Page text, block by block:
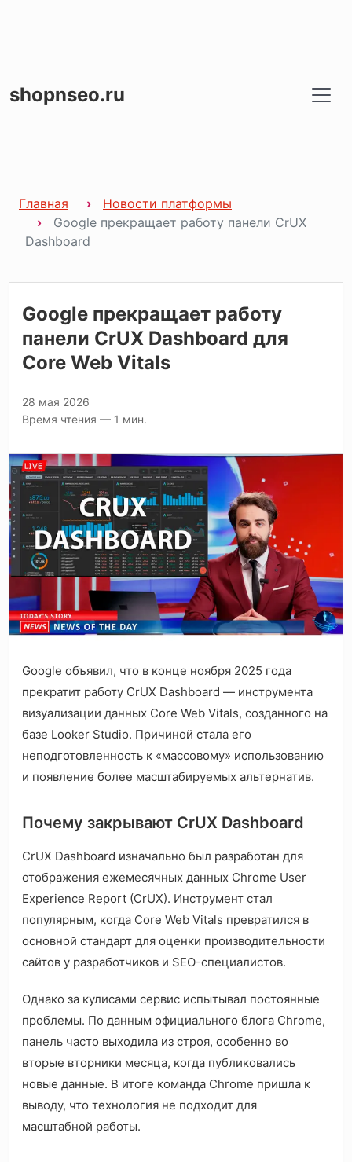
shopnseo.ru
Главная
Новости платформы
Google прекращает работу панели CrUX
Dashboard
Google прекращает работу
панели CrUX Dashboard для
Core Web Vitals
28 мая 2026
Время чтения — 1 мин.
Google объявил, что в конце ноября 2025 года
прекратит работу CrUX Dashboard — инструмента
визуализации данных Core Web Vitals, созданного на
базе Looker Studio. Причиной стала его
неподготовленность к «массовому» использованию
и появление более масштабируемых альтернатив.
Почему закрывают CrUX Dashboard
CrUX Dashboard изначально был разработан для
отображения ежемесячных данных Chrome User
Experience Report (CrUX). Инструмент стал
популярным, когда Core Web Vitals превратился в
основной стандарт для оценки производительности
сайтов у разработчиков и SEO-специалистов.
Однако за кулисами сервис испытывал постоянные
проблемы. По данным официального блога Chrome,
панель часто выходила из строя, особенно во
вторые вторники месяца, когда публиковались
новые данные. В итоге команда Chrome пришла к
выводу, что технология не подходит для
масштабной работы.